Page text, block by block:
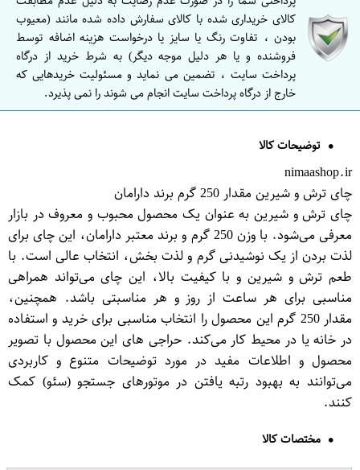
کالای خریداری شده با کالای سفارش داده شده مانند (معیوب
بودن ، تفاوت رنگ یا سایز یا درخواست هزینه اضافه توسط
فروشنده و یا هر دلیل موجه دیگر) به شرط خرید از درگاه
پرداخت سایت ، تضمین می نماید و مسئولیت خریدهایی که
خارج از درگاه پرداخت سایت انجام می شوند را نمی پذیرد.
توضیحات کالا
nimaashop.ir
چای ترش و شیرین مقدار 250 گرم برند دارامان
چای ترش و شیرین به عنوان یک محصول محبوب و معروف در بازار
معرفی می‌شود. با وزن 250 گرم و برند معتبر دارامان، این چای برای
لذت بردن از یک نوشیدنی گرم و لذت بخش، انتخاب عالی است. با
طعم ترش و شیرین و با کیفیت بالا، این چای می‌تواند همراهی
مناسبی برای هر ساعت از روز و هر مناسبتی باشد. همچنین،
مقدار 250 گرم این محصول را انتخاب مناسبی برای خرید و استفاده
در خانه یا در محیط کار می‌کند. حراجی های این محصول با تصویر
محصول و اطلاعات مفید در مورد توضیحات متنوع و کاربردی
می‌توانند به بهبود رتبه یافتن در موتورهای جستجو (سئو) کمک
کنند.
مختصات کالا